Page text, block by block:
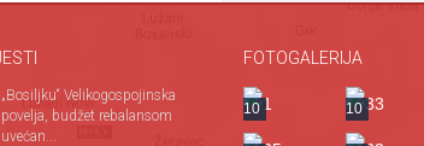
„Bosiljku“ Velikogospojinska
povelja, budžet rebalansom
uvećan...
FOTOGALERIJA
10 10